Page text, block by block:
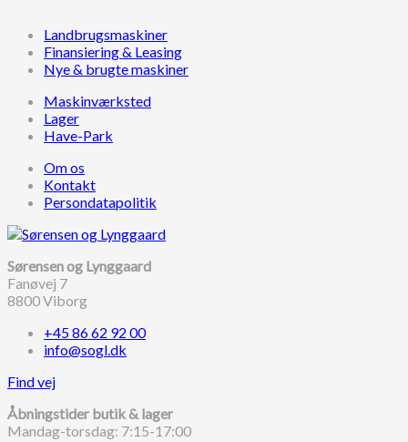
Landbrugsmaskiner
Finansiering & Leasing
Nye & brugte maskiner
Maskinværksted
Lager
Have-Park
Om os
Kontakt
Persondatapolitik
Sørensen og Lynggaard
Fanøvej 7
8800 Viborg
+45 86 62 92 00
info@sogl.dk
Find vej
Åbningstider butik & lager
Mandag-torsdag: 7:15-17:00